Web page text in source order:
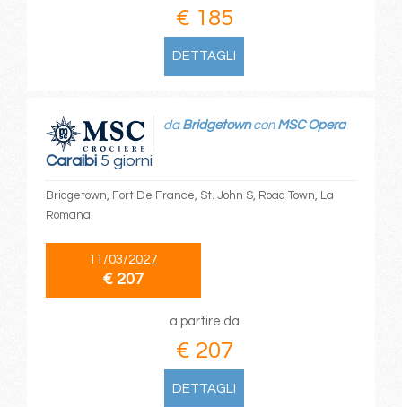
€ 185
DETTAGLI
Caraibi5 giorni
da Bridgetowncon MSC Opera
Bridgetown, Fort De France, St. John S, Road Town, La
Romana
11/03/2027
€ 207
a partire da
€ 207
DETTAGLI